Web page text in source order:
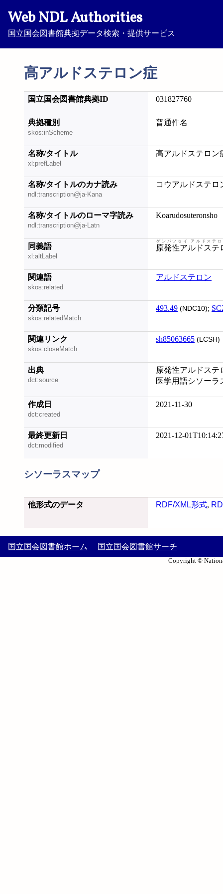
Web NDL Authorities
国立国会図書館典拠データ検索・提供サービス
高アルドステロン症
国立国会図書館典拠ID 031827760
典拠種別
skos:inScheme
普通件名
名称/タイトル
xl:prefLabel
高アルドステロン
名称/タイトルのカナ読み
ndl:transcription@ja-Kana
コウアルドステロ
名称/タイトルのローマ字読み
ndl:transcription@ja-Latn
Koarudosuteronsho
同義語
xl:altLabel
原発性アルドステ
ゲンパツセイ アルドステロ
関連語
skos:related
アルドステロン
分類記号
skos:relatedMatch
493.49 (NDC10);
関連リンク
skos:closeMatch
sh85063665 (LCSH)
出典
dct:source
原発性アルドステ
医学用語シソーラ
作成日
dct:created
2021-11-30
最終更新日
dct:modified
2021-12-
シソーラスマップ
他形式のデータ RDF/XML形式,
国立国会図書館ホーム 国立国会図書館サーチ
Copyright ©